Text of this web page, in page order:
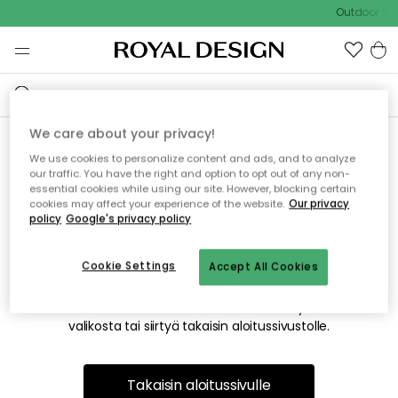
Outdoor
Emme valitettavasti löydä
etsimääsi sivua
Tämä voi johtua siitä, että sivua ei enää ole tai siitä, että se
on siirretty muualle. Pahoittelemme tästä mahdollisesti
valikosta tai siirtyä takaisin aloitussivustolle.
Takaisin aloitussivulle
We care about your privacy!
We use cookies to personalize content and ads, and to analyze
our traffic. You have the right and option to opt out of any non-
essential cookies while using our site. However, blocking certain
cookies may affect your experience of the website. Our privacy
policy Google's privacy policy
Accept All Cookies
Cookie Settings